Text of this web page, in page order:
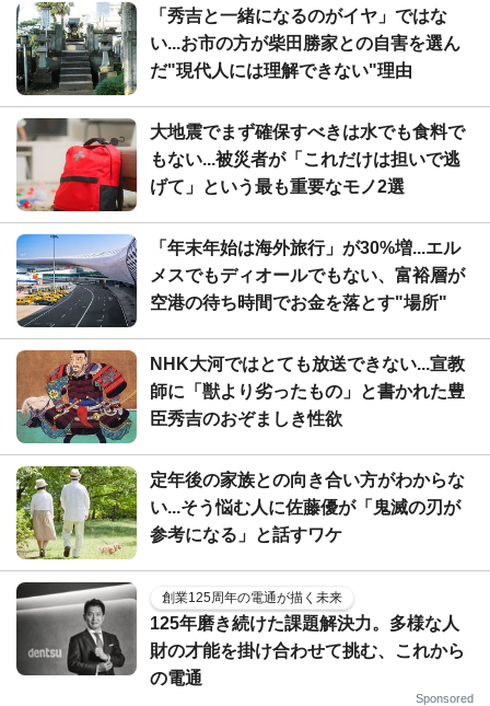
「秀吉と一緒になるのがイヤ」ではな
い...お市の方が柴田勝家との自害を選ん
だ"現代人には理解できない"理由
大地震でまず確保すべきは水でも食料で
もない...被災者が「これだけは担いで逃
げて」という最も重要なモノ2選
「年末年始は海外旅行」が30%増...エル
メスでもディオールでもない、富裕層が
空港の待ち時間でお金を落とす"場所"
NHK大河ではとても放送できない...宣教
師に「獣より劣ったもの」と書かれた豊
臣秀吉のおぞましき性欲
定年後の家族との向き合い方がわからな
い...そう悩む人に佐藤優が「鬼滅の刃が
参考になる」と話すワケ
創業125周年の電通が描く未来
125年磨き続けた課題解決力。多様な人
財の才能を掛け合わせて挑む、これから
の電通
Sponsored